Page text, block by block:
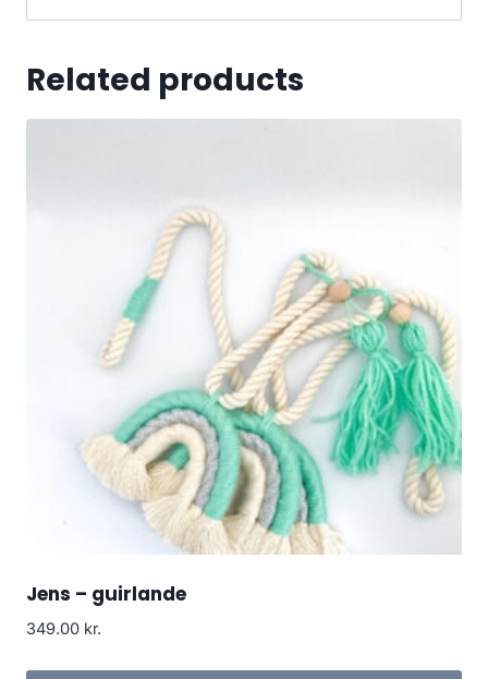
Related products
Jens – guirlande
349.00 kr.